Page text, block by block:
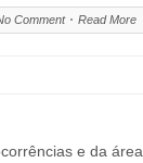
Comment Read More
e da área